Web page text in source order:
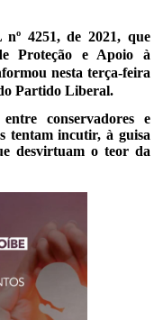
4251, de 2021, que
Proteção e Apoio à
nesta terça-feira
Partido Liberal.
conservadores e
tentam incutir, à guisa
desvirtuam o teor da